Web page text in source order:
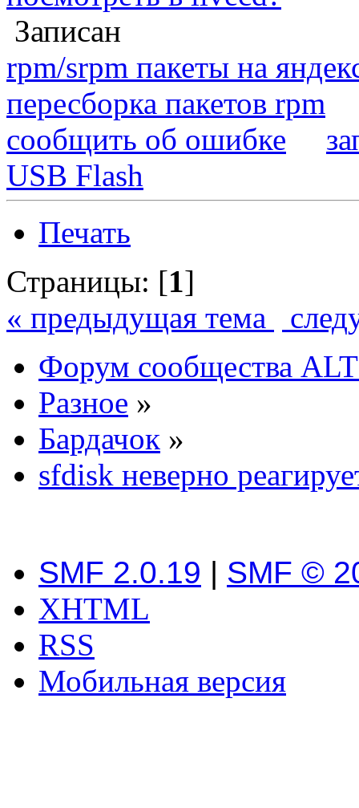
Записан
rpm/srpm пакеты на
пересборка пакетов rpm
сообщить об ошибке
USB Flash
Печать
Страницы: [1]
« предыдущая тема
Форум сообщества
Разное »
Бардачок »
sfdisk неверно
SMF 2.0.19 | SMF ©
XHTML
RSS
Мобильная версия